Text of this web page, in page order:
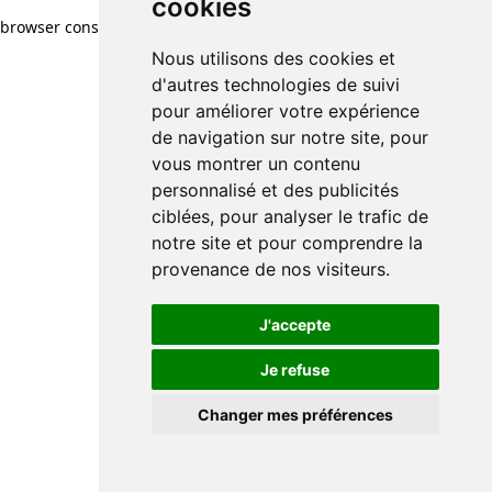
cookies
Nous utilisons des cookies et
d'autres technologies de suivi
pour améliorer votre expérience
de navigation sur notre site, pour
vous montrer un contenu
personnalisé et des publicités
ciblées, pour analyser le trafic de
notre site et pour comprendre la
provenance de nos visiteurs.
J'accepte
Je refuse
Changer mes préférences
cookies
Nous utilisons des cookies et
d'autres technologies de suivi
pour améliorer votre expérience
de navigation sur notre site, pour
vous montrer un contenu
personnalisé et des publicités
ciblées, pour analyser le trafic de
notre site et pour comprendre la
provenance de nos visiteurs.
J'accepte
Je refuse
Changer mes préférences
browser console for more information)